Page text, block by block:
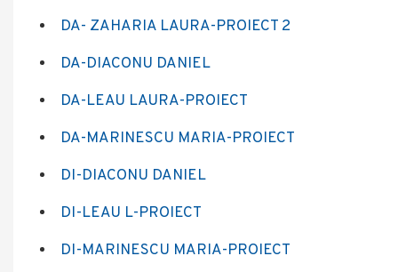
DA- ZAHARIA LAURA-PROIECT 2
DA-DIACONU DANIEL
DA-LEAU LAURA-PROIECT
DA-MARINESCU MARIA-PROIECT
DI-DIACONU DANIEL
DI-LEAU L-PROIECT
DI-MARINESCU MARIA-PROIECT